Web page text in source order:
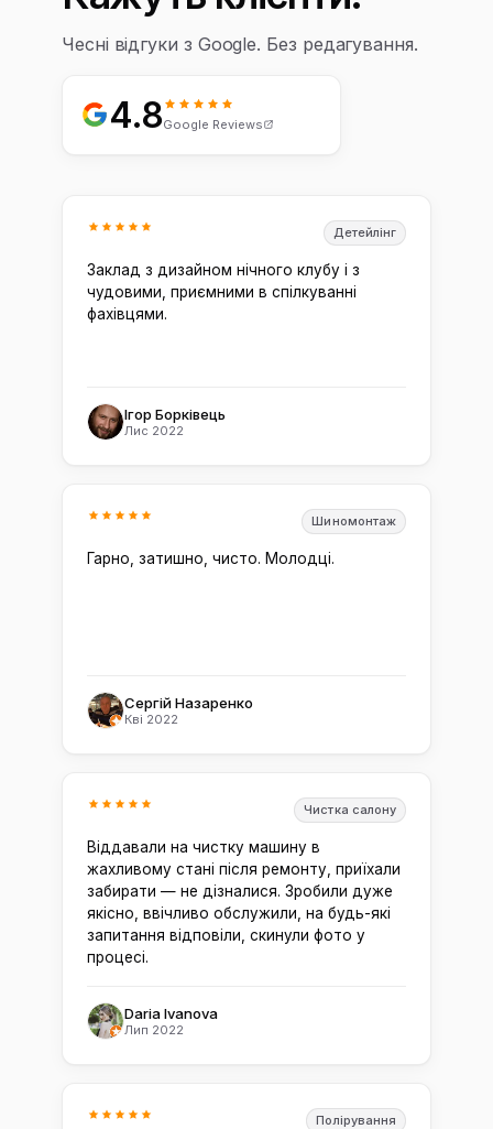
Чесні відгуки з Google. Без редагування.
4.8Google Reviews
Детейлінг
Заклад з дизайном нічного клубу і з
чудовими, приємними в спілкуванні
фахівцями.
Ігор Борківець
Лис 2022
Шиномонтаж
Гарно, затишно, чисто. Молодці.
Сергій Назаренко
Кві 2022
Чистка салону
Віддавали на чистку машину в
жахливому стані після ремонту, приїхали
забирати — не дізналися. Зробили дуже
якісно, ввічливо обслужили, на будь-які
запитання відповіли, скинули фото у
процесі.
Daria Ivanova
Лип 2022
Полірування